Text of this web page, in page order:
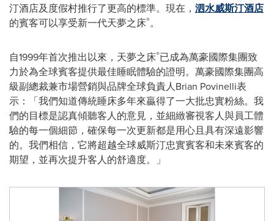
汀酒店及度假村推行了更高的標準。現在， 泗水威斯汀酒店
的賓客可以享受新一代天夢之床®。
自1999年首次推出以來，天夢之床®已成為萬豪國際集團致
力於為全球賓客提供最佳睡眠體驗的證明。萬豪國際集團高
級副總裁兼市場營銷與品牌全球負責人Brian Povinelli表
示：「我們知道傳統睡床多年來贏得了一大批忠實粉絲。我
們的目標是認真傾聽客人的意見，並細緻審視客人與員工體
驗的每一個細節，確保每一次更新都是用心且具有深遠影響
的。我們相信，它將超越全球威斯汀忠實賓客和未來賓客的
期望，並再次提升客人的舒適度。」